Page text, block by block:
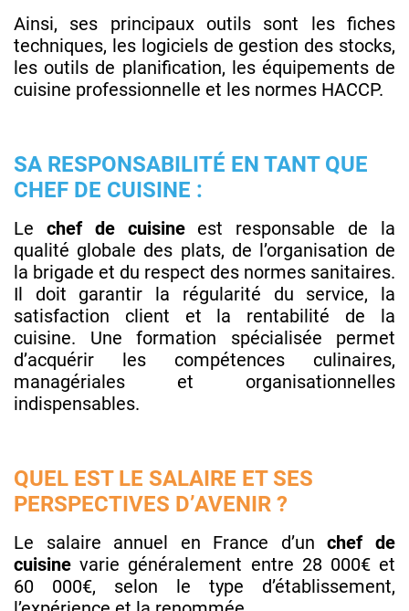
Ainsi, ses principaux outils sont les fiches
techniques, les logiciels de gestion des stocks,
les outils de planification, les équipements de
cuisine professionnelle et les normes HACCP.
SA RESPONSABILITÉ EN TANT QUE
CHEF DE CUISINE :
Le chef de cuisineest responsable de la
qualité globale des plats, de l’organisation de
la brigade et du respect des normes sanitaires.
Il doit garantir la régularité du service, la
satisfaction client et la rentabilité de la
cuisine. Une formation spécialisée permet
d’acquérir les compétences culinaires,
managériales et organisationnelles
indispensables.
QUEL EST LE SALAIRE ET SES
PERSPECTIVES D’AVENIR ?
Le salaire annuel en France d’unchef de
cuisine varie généralement entre 28 000€ et
60 000€, selon le type d’établissement,